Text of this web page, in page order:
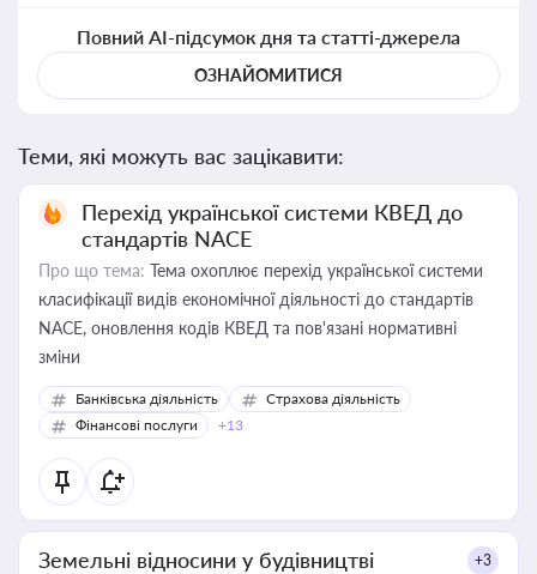
Повний AI-підсумок дня та статті-джерела
ОЗНАЙОМИТИСЯ
Теми, які можуть вас зацікавити:
Перехід української системи КВЕД до
стандартів NACE
Про що тема: Тема охоплює перехід української системи
класифікації видів економічної діяльності до стандартів
NACE, оновлення кодів КВЕД та пов'язані нормативні
зміни
Банківська діяльність
Страхова діяльність
Фінансові послуги
+13
Земельні відносини у будівництві +3